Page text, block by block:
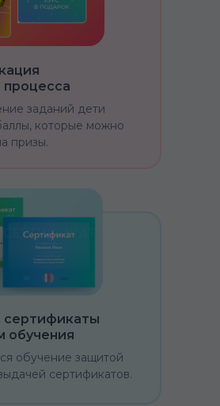
обучения
обучение защитой
сертификатов.
процесса
заданий дети
которые можно
призы.